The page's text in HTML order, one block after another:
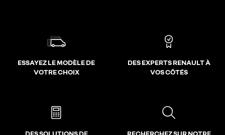
ESSAYEZ LE MODÈLE DE
VOTRE CHOIX
DES EXPERTS RENAULT À
VOS CÔTÉS
DES SOLUTIONS DE
RECHERCHEZ SUR NOTRE